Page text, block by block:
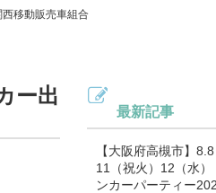
移動販売車組合
ー出
最新記事
【大阪府高槻市】
11（祝火）12（水
ンカーパーティー